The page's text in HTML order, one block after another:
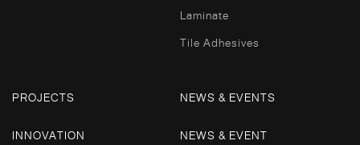
Laminate
Tile Adhesives
PROJECTS
INNOVATION
NEWS & EVENTS
NEWS & EVENT